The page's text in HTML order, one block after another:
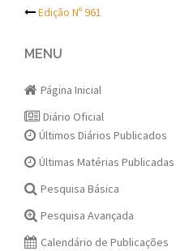
Post
navigation
Edição Nº 961
MENU
Página Inicial
Diário Oficial
Últimos Diários Publicados
Últimas Matérias Publicadas
Pesquisa Básica
Pesquisa Avançada
Calendário de Publicações